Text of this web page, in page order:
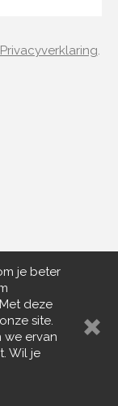
je beter
deze
site.
we ervan
Wil je
Privacyverklaring.